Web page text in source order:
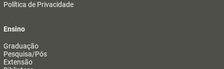
Política de Privacidade
Ensino
Graduação
Pesquisa/Pós
Extensão